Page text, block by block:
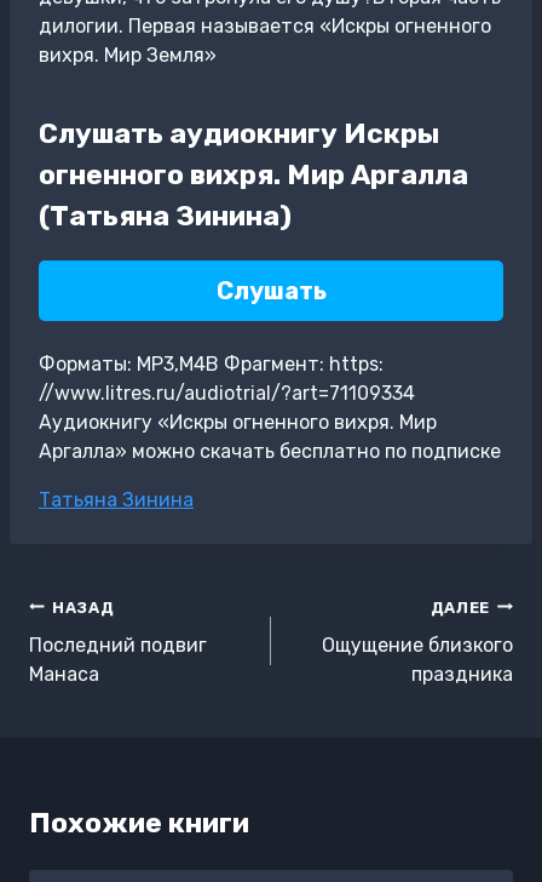
дилогии. Первая называется «Искры огненного
вихря. Мир Земля»
Слушать аудиокнигу Искры
огненного вихря. Мир Аргалла
(Татьяна Зинина)
Слушать
Форматы: MP3,M4B Фрагмент: https:
//www.litres.ru/audiotrial/?art=71109334
Аудиокнигу «Искры огненного вихря. Мир
Аргалла» можно скачать бесплатно по подписке
Метки
Татьяна Зинина
Навигация
по
записям
НАЗАД
Последний подвиг
Манаса
ДАЛЕЕ
Ощущение близкого
праздника
Похожие книги